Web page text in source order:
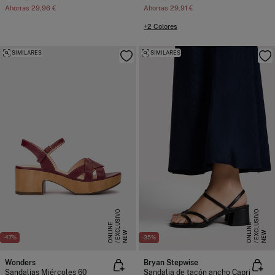
Ahorras 29,96 € Ahorras 29,91 €
+2 Colores
-47% NEW
E
X
C
L
US
I
V
O
O
N
L
I
N
E
SIMILARES
Wonders
Sandalias Miércoles 60
-35% NEW
E
X
C
L
US
I
V
O
O
N
L
I
N
E
SIMILARES
Bryan Stepwise
Sandalia de tacón ancho Capri